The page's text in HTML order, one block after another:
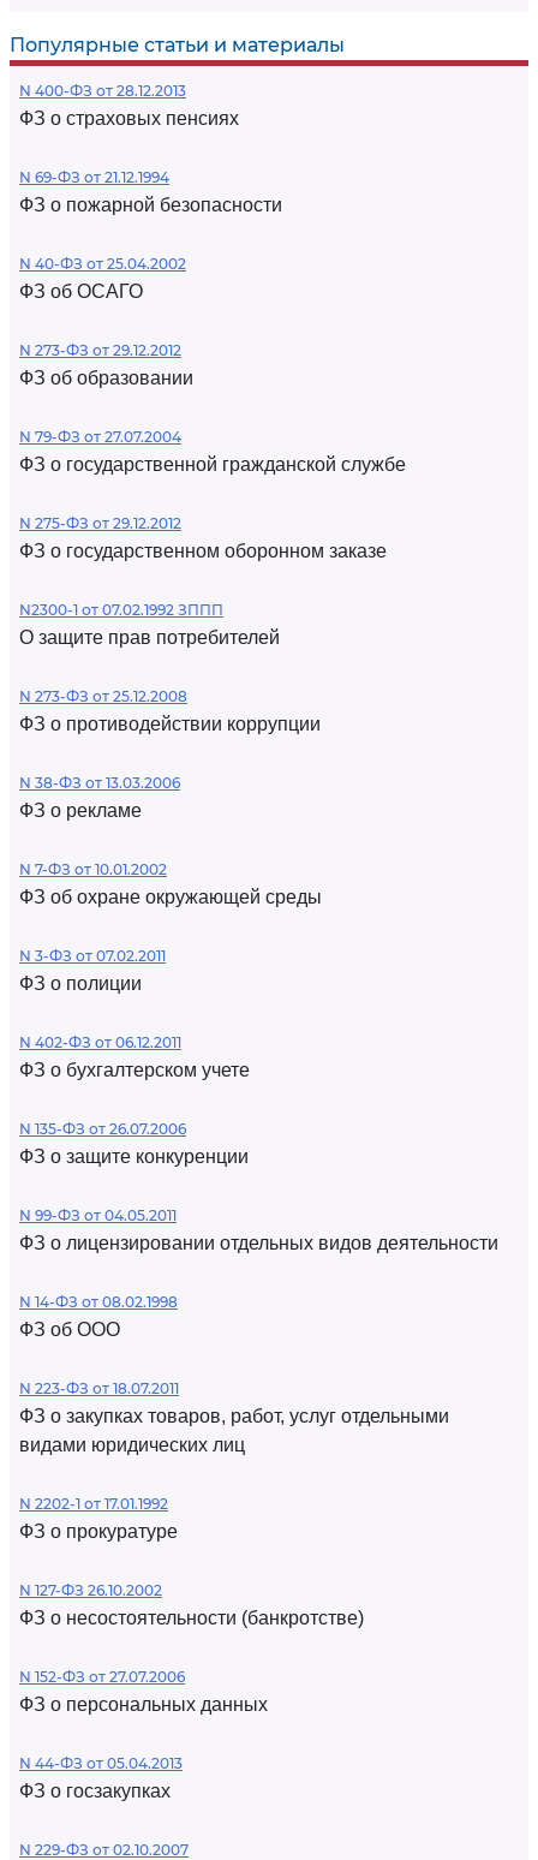
Популярные статьи и материалы
N 400-ФЗ от 28.12.2013
ФЗ о страховых пенсиях
N 69-ФЗ от 21.12.1994
ФЗ о пожарной безопасности
N 40-ФЗ от 25.04.2002
ФЗ об ОСАГО
N 273-ФЗ от 29.12.2012
ФЗ об образовании
N 79-ФЗ от 27.07.2004
ФЗ о государственной гражданской службе
N 275-ФЗ от 29.12.2012
ФЗ о государственном оборонном заказе
N2300-1 от 07.02.1992 ЗППП
О защите прав потребителей
N 273-ФЗ от 25.12.2008
ФЗ о противодействии коррупции
N 38-ФЗ от 13.03.2006
ФЗ о рекламе
N 7-ФЗ от 10.01.2002
ФЗ об охране окружающей среды
N 3-ФЗ от 07.02.2011
ФЗ о полиции
N 402-ФЗ от 06.12.2011
ФЗ о бухгалтерском учете
N 135-ФЗ от 26.07.2006
ФЗ о защите конкуренции
N 99-ФЗ от 04.05.2011
ФЗ о лицензировании отдельных видов деятельности
N 14-ФЗ от 08.02.1998
ФЗ об ООО
N 223-ФЗ от 18.07.2011
ФЗ о закупках товаров, работ, услуг отдельными
видами юридических лиц
N 2202-1 от 17.01.1992
ФЗ о прокуратуре
N 127-ФЗ 26.10.2002
ФЗ о несостоятельности (банкротстве)
N 152-ФЗ от 27.07.2006
ФЗ о персональных данных
N 44-ФЗ от 05.04.2013
ФЗ о госзакупках
N 229-ФЗ от 02.10.2007